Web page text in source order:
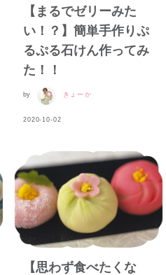
【まるでゼリーみた
い！？】簡単手作りぷ
るぷる石けん作ってみ
た！！
by きょーか
2020-10-02
【思わず食べたくな